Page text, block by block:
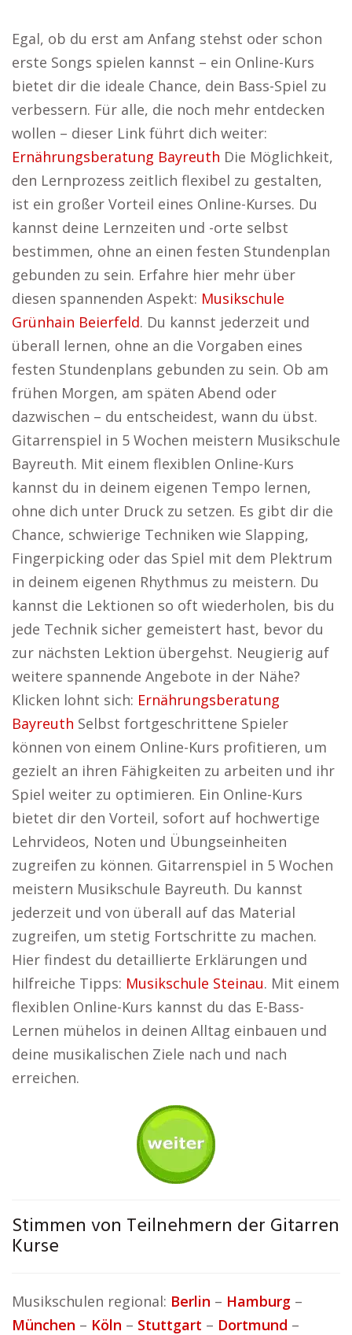
Egal, ob du erst am Anfang stehst oder schon
erste Songs spielen kannst – ein Online-Kurs
bietet dir die ideale Chance, dein Bass-Spiel zu
verbessern. Für alle, die noch mehr entdecken
wollen – dieser Link führt dich weiter:
Ernährungsberatung Bayreuth Die Möglichkeit,
den Lernprozess zeitlich flexibel zu gestalten,
ist ein großer Vorteil eines Online-Kurses. Du
kannst deine Lernzeiten und -orte selbst
bestimmen, ohne an einen festen Stundenplan
gebunden zu sein. Erfahre hier mehr über
diesen spannenden Aspekt: Musikschule
Grünhain Beierfeld. Du kannst jederzeit und
überall lernen, ohne an die Vorgaben eines
festen Stundenplans gebunden zu sein. Ob am
frühen Morgen, am späten Abend oder
dazwischen – du entscheidest, wann du übst.
Gitarrenspiel in 5 Wochen meistern Musikschule
Bayreuth. Mit einem flexiblen Online-Kurs
kannst du in deinem eigenen Tempo lernen,
ohne dich unter Druck zu setzen. Es gibt dir die
Chance, schwierige Techniken wie Slapping,
Fingerpicking oder das Spiel mit dem Plektrum
in deinem eigenen Rhythmus zu meistern. Du
kannst die Lektionen so oft wiederholen, bis du
jede Technik sicher gemeistert hast, bevor du
zur nächsten Lektion übergehst. Neugierig auf
weitere spannende Angebote in der Nähe?
Klicken lohnt sich: Ernährungsberatung
Bayreuth Selbst fortgeschrittene Spieler
können von einem Online-Kurs profitieren, um
gezielt an ihren Fähigkeiten zu arbeiten und ihr
Spiel weiter zu optimieren. Ein Online-Kurs
bietet dir den Vorteil, sofort auf hochwertige
Lehrvideos, Noten und Übungseinheiten
zugreifen zu können. Gitarrenspiel in 5 Wochen
meistern Musikschule Bayreuth. Du kannst
jederzeit und von überall auf das Material
zugreifen, um stetig Fortschritte zu machen.
Hier findest du detaillierte Erklärungen und
hilfreiche Tipps: Musikschule Steinau. Mit einem
flexiblen Online-Kurs kannst du das E-Bass-
Lernen mühelos in deinen Alltag einbauen und
deine musikalischen Ziele nach und nach
erreichen.
Stimmen von Teilnehmern der Gitarren
Kurse
Musikschulen regional: Berlin – Hamburg –
München – Köln – Stuttgart – Dortmund –